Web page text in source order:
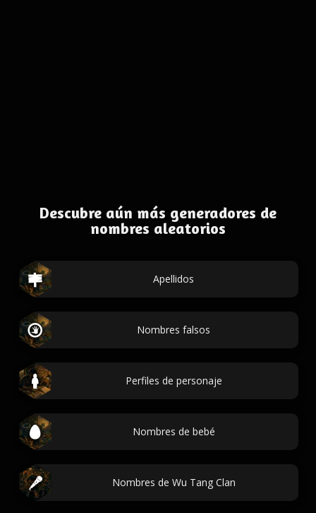
Descubre aún más generadores de
nombres aleatorios
Apellidos
Nombres falsos
Perfiles de personaje
Nombres de bebé
Nombres de Wu Tang Clan